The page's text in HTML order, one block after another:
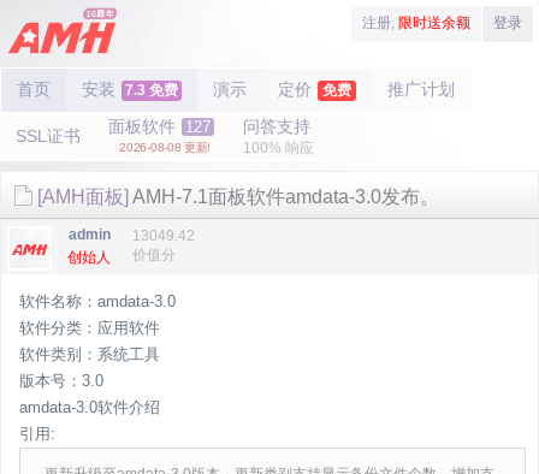
注册, 限时送余额 登录
首页 安装 7.3 免费 演示 定价 免费 推广计划
SSL证书 面板软件 127
2026-08-08 更新!
问答支持
100% 响应
[AMH面板] AMH-7.1面板软件amdata-3.0发布。
admin
创始人
13049.42
价值分
软件名称：amdata-3.0
软件分类：应用软件
软件类别：系统工具
版本号：3.0
amdata-3.0软件介绍
引用: